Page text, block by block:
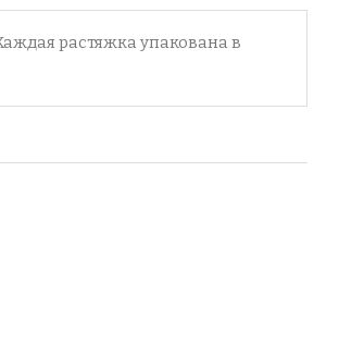
растяжка упакована в